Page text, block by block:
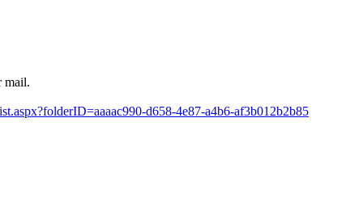
mail.
d658-4e87-a4b6-af3b012b2b85